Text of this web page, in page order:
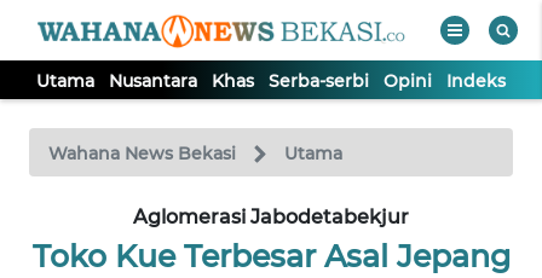
Utama Nusantara Khas Serba-serbi Opini Indeks
Wahana News Bekasi Utama
Aglomerasi Jabodetabekjur
Toko Kue Terbesar Asal Jepang
TV
Tutup